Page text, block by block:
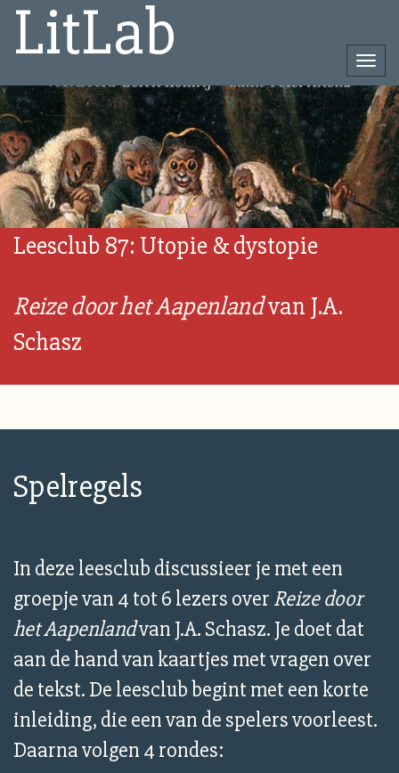
LitLab
Direct
naar
het
inhoud
Leesclub 87: Utopie & dystopie
Reize door het Aapenlandvan J.A.
Schasz
Spelregels
In deze leesclub discussieer je met een
groepje van 4 tot 6 lezers over Reize door
het Aapenlandvan J.A. Schasz. Je doet dat
aan de hand van kaartjes met vragen over
de tekst. De leesclub begint met een korte
inleiding, die een van de spelers voorleest.
Daarna volgen 4 rondes: